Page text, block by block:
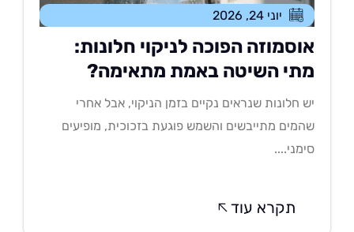
יוני 24, 2026
הפוכה לניקוי חלונות:
השיטה באמת מתאימה?
חלונות שנראים נקיים בזמן הניקוי, אבל אחרי
מתייבשים והשמש פוגעת בזכוכית, מופיעים
תקרא עוד